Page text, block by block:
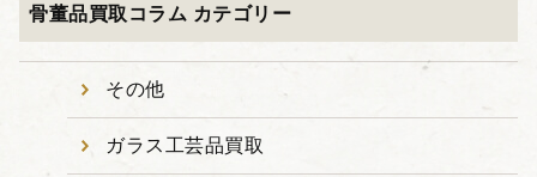
骨董品買取コラム カテゴリー
その他
ガラス工芸品買取